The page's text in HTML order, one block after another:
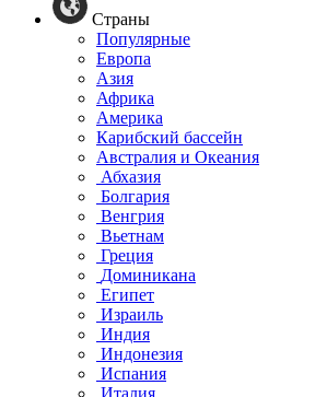
Страны
Популярные
Европа
Азия
Африка
Америка
Карибский бассейн
Австралия и Океания
Абхазия
Болгария
Венгрия
Вьетнам
Греция
Доминикана
Египет
Израиль
Индия
Индонезия
Испания
Италия